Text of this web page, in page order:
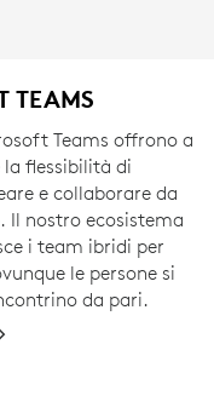
TEAMS
Teams offrono a
flessibilità di
e collaborare da
Il nostro ecosistema
i team ibridi per
le persone si
da pari.